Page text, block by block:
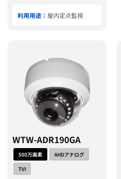
利用用途： 屋内定点監視
WTW-ADR190GA
500万画素
AHDアナログ
TVI